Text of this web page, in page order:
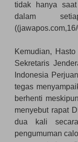
tidak hanya
dalam
Kemudian,
Sekretaris
Indonesia
tegas
berhenti
menyebut rapat
dua kali
pengumuman